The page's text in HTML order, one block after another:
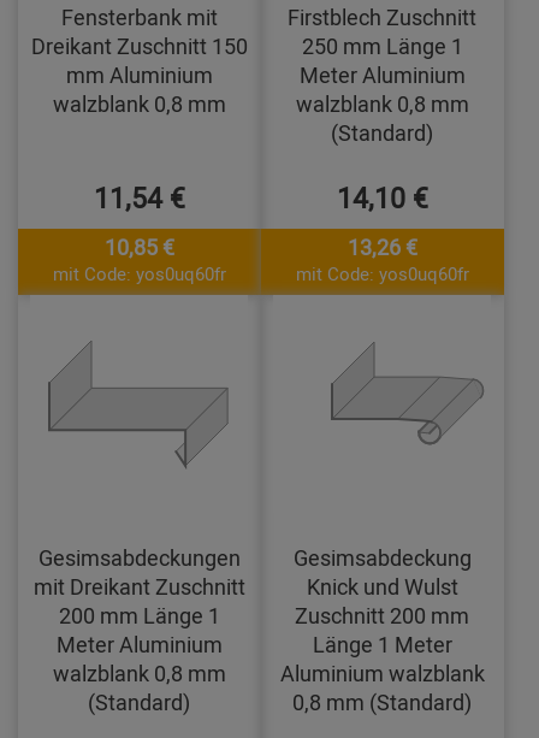
Fensterbank mit
Dreikant Zuschnitt 150
mm Aluminium
walzblank 0,8 mm
11,54 €
10,85 €
mit Code: yos0uq60fr
Firstblech Zuschnitt
250 mm Länge 1
Meter Aluminium
walzblank 0,8 mm
(Standard)
14,10 €
13,26 €
mit Code: yos0uq60fr
Gesimsabdeckungen
mit Dreikant Zuschnitt
200 mm Länge 1
Meter Aluminium
walzblank 0,8 mm
(Standard)
Gesimsabdeckung
Knick und Wulst
Zuschnitt 200 mm
Länge 1 Meter
Aluminium walzblank
0,8 mm (Standard)